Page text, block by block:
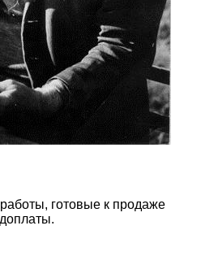
готовые к продаже